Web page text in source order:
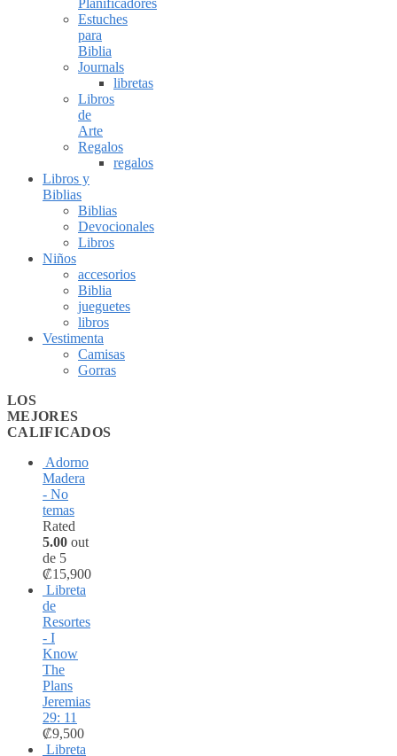
Estuches
para
Biblia
Journals
libretas
Libros
de
Arte
Regalos
regalos
Libros y
Biblias
Biblias
Devocionales
Libros
Niños
accesorios
Biblia
jueguetes
libros
Vestimenta
Camisas
Gorras
LOS
MEJORES
CALIFICADOS
Adorno
Madera
- No
temas
Rated
5.00 out
de 5
₡15,900
Libreta
de
Resortes
- I
Know
The
Plans
Jeremias
29: 11
₡9,500
Libreta